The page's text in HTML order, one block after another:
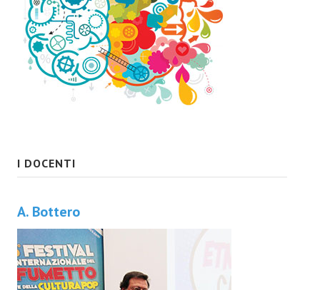
I DOCENTI
A. Bottero